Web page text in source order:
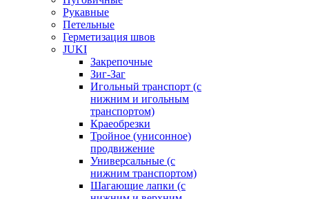
Рукавные
Петельные
Герметизация швов
JUKI
Закрепочные
Зиг-Заг
Игольный транспорт (с
нижним и игольным
транспортом)
Краеобрезки
Тройное (унисонное)
продвижение
Универсальные (с
нижним транспортом)
Шагающие лапки (с